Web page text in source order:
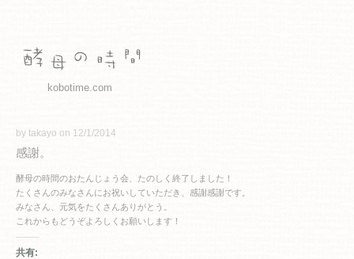
kobotime.com
感謝。
by takayo on 12/1/2014
酵母の時間のおたんじょう会、たのしく終了しました！
たくさんのみなさんにお祝いしていただき、感謝感謝です。
みなさん、元気をたくさんありがとう。
これからもどうぞよろしくお願いします！
共有: